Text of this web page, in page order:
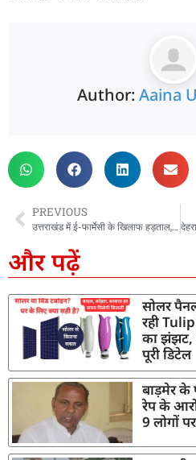
Author: Aaina
PREVIOUS
उत्तराखंड में ई-फार्मेसी के खिलाफ हड़ताल, 95 फीसदी मेडिकल स्टोर रहे बंद, करोड़ों का कारोबार प्रभावित
और पढ़ें
सोलर
रही
का झंझट,
पूरी डिटेल
बाड़मेर के
रेप के
9 लोगों